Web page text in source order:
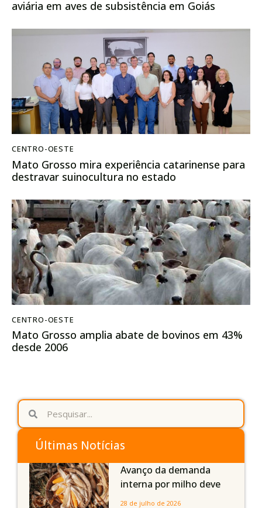
aviária em aves de subsistência em Goiás
CENTRO-OESTE
Mato Grosso mira experiência catarinense para
destravar suinocultura no estado
CENTRO-OESTE
Mato Grosso amplia abate de bovinos em 43%
desde 2006
Últimas Notícias
Avanço da demanda
interna por milho deve
compensar aumento da
28 de julho de 2026